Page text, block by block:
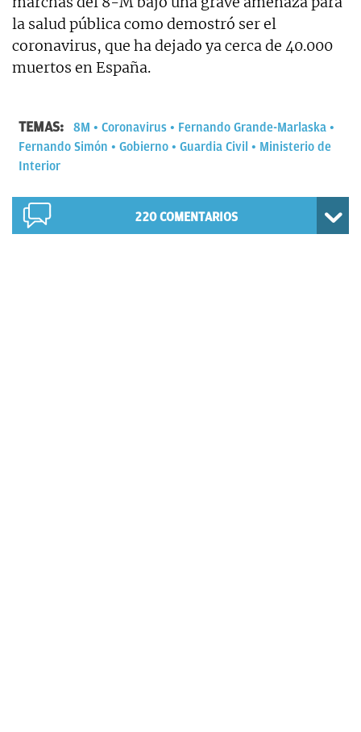
la salud pública como demostró ser el
coronavirus, que ha dejado ya cerca de 40.000
muertos en España.
TEMAS: 8M Coronavirus
Fernando Grande-Marlaska
Fernando Simón
Gobierno Guardia Civil
Ministerio de
Interior
220COMENTARIOS